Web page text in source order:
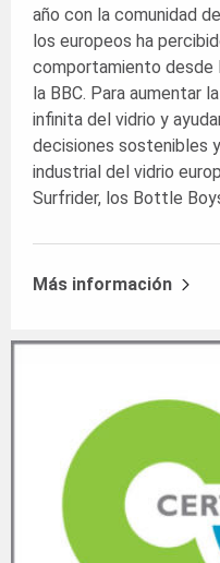
año con la comunidad
los europeos ha
comportamiento desde
la BBC. Para aumentar
infinita del vidrio y
decisiones sostenibles
industrial del vidrio
Surfrider, los Bottle
Más información